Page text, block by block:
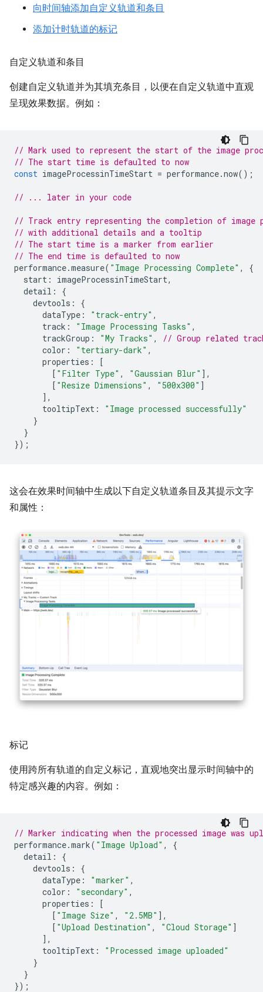
向时间轴添加自定义轨道和条目
添加计时轨道的标记
自定义轨道和条目
创建自定义轨道并为其填充条目，以便在自定义轨道中直观
呈现效果数据。例如：
// Mark used to represent the start of the image
// The start time is defaulted to now
const imageProcessinTimeStart = performance.now();
// ... later in your code
// Track entry representing the completion of image
// with additional details and a tooltip
// The start time is a marker from earlier
// The end time is defaulted to now
performance.measure( "Image Processing Complete" ,
{
start : imageProcessinTimeStart,
detail :
{
devtools :
{
dataType : "track-entry" ,
track : "Image Processing Tasks" ,
trackGroup : "My Tracks" ,
// Group related
color : "tertiary-dark" ,
properties :
[
[ "Filter Type" , "Gaussian Blur" ],
[ "Resize Dimensions" , "500x300" ]
],
tooltipText :
"Image processed successfully"
}
}
});
这会在效果时间轴中生成以下自定义轨道条目及其提示文字
和属性：
标记
使用跨所有轨道的自定义标记，直观地突出显示时间轴中的
特定感兴趣的内容。例如：
// Marker indicating when the processed image was
performance.mark( "Image Upload" ,
{
detail :
{
devtools :
{
dataType : "marker" ,
color : "secondary" ,
properties :
[
[ "Image Size" , "2.5MB" ],
[ "Upload Destination" , "Cloud Storage" ]
],
tooltipText :
"Processed image uploaded"
}
}
});